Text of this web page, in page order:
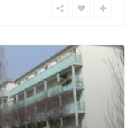
à partir de480 €